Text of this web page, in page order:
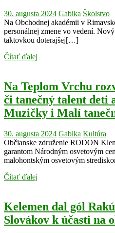
30. augusta 2024 Gabika Školstvo
Na Obchodnej akadémii v
personálnej zmene vo vedení.
taktovkou doterajšej[…]
Čítať ďalej
Na Teplom Vrchu
či tanečný talent deti
Muzičky i Malí
30. augusta 2024 Gabika Kultúra
Občianske združenie RODON
garantom Národným osvetovým
malohontským osvetovým
Čítať ďalej
Kelemen dal gól
Slovákov k účasti na